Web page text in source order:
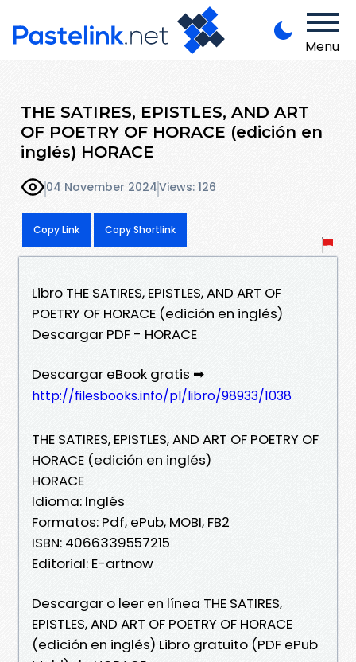
Menu
THE SATIRES, EPISTLES, AND ART
OF POETRY OF HORACE (edición en
inglés) HORACE
04 November 2024Views: 126
Copy Link Copy Shortlink
Libro THE SATIRES, EPISTLES, AND ART OF
POETRY OF HORACE (edición en inglés)
Descargar PDF - HORACE
Descargar eBook gratis ➡
http://filesbooks.info/pl/libro/98933/1038
THE SATIRES, EPISTLES, AND ART OF POETRY OF
HORACE (edición en inglés)
HORACE
Idioma: Inglés
Formatos: Pdf, ePub, MOBI, FB2
ISBN: 4066339557215
Editorial: E-artnow
Descargar o leer en línea THE SATIRES,
EPISTLES, AND ART OF POETRY OF HORACE
(edición en inglés) Libro gratuito (PDF ePub